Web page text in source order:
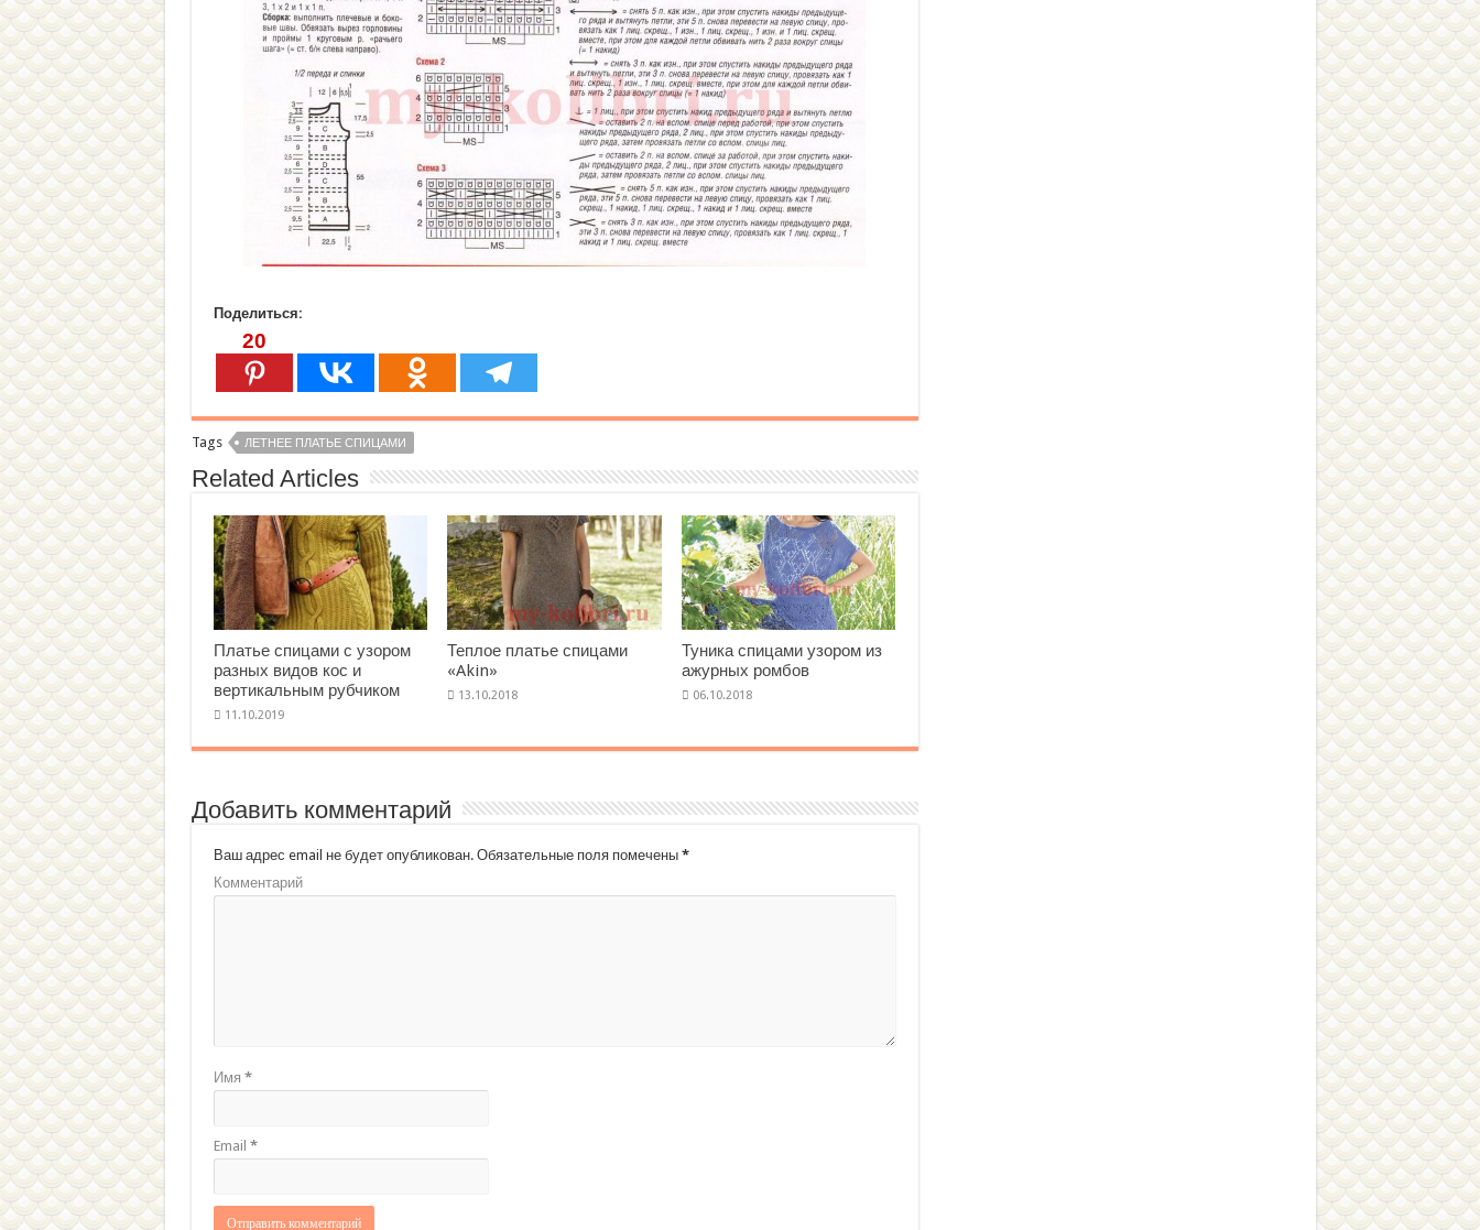
Поделиться:
20
Tags ЛЕТНЕЕ ПЛАТЬЕ СПИЦАМИ
Related Articles
Платье спицами с узором
разных видов кос и
вертикальным рубчиком
Теплое платье спицами
«Akin»
Туника спицами узором из
ажурных ромбов
Добавить комментарий
Ваш адрес email не будет опубликован.Обязательные поля помечены *
Комментарий
Имя *
Email *